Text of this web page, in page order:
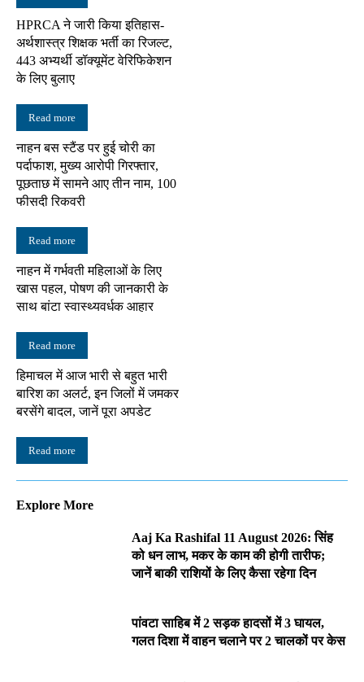
HPRCA ने जारी किया इतिहास-
अर्थशास्त्र शिक्षक भर्ती का रिजल्ट,
443 अभ्यर्थी डॉक्यूमेंट वेरिफिकेशन
के लिए बुलाए
Read more
नाहन बस स्टैंड पर हुई चोरी का
पर्दाफाश, मुख्य आरोपी गिरफ्तार,
पूछताछ में सामने आए तीन नाम, 100
फीसदी रिकवरी
Read more
नाहन में गर्भवती महिलाओं के लिए
खास पहल, पोषण की जानकारी के
साथ बांटा स्वास्थ्यवर्धक आहार
Read more
हिमाचल में आज भारी से बहुत भारी
बारिश का अलर्ट, इन जिलों में जमकर
बरसेंगे बादल, जानें पूरा अपडेट
Read more
Explore More
Aaj Ka Rashifal 11 August 2026: सिंह
को धन लाभ, मकर के काम की होगी तारीफ;
जानें बाकी राशियों के लिए कैसा रहेगा दिन
पांवटा साहिब में 2 सड़क हादसों में 3 घायल,
गलत दिशा में वाहन चलाने पर 2 चालकों पर केस